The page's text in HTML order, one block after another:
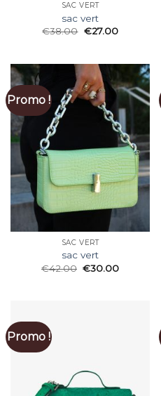
SAC VERT
sac vert
€38.00 €27.00
Promo !
SAC VERT
sac vert
€42.00 €30.00
Promo !